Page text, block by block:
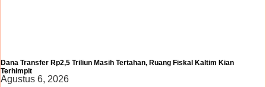
Dana Transfer Rp2,5 Triliun Masih Tertahan, Ruang Fiskal Kaltim Kian
Terhimpit
Agustus 6, 2026